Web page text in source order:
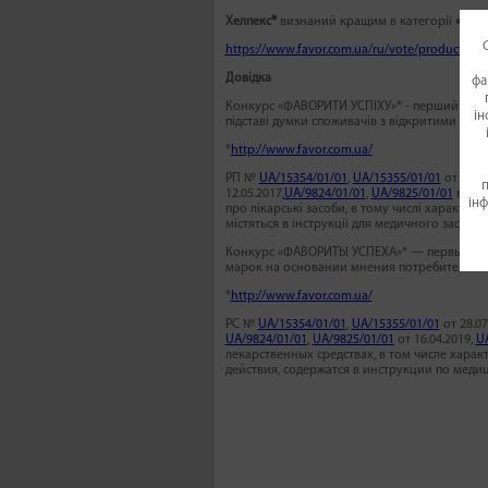
Хелпекс® визнаний кращим в категорії
https://www.favor.com.ua/ru/vote/products/
Довідка
Конкурс «ФАВОРИТИ УСПІХУ»* - перший і
підставі думки споживачів з відкритими
* http://www.favor.com.ua/
РП № UA/15354/01/01 , UA/15355/01/01 от
12.05.2017,UA/9824/01/01 , UA/9825/01/01 від
про лікарські засоби, в тому числі
містяться в інструкції для медичного
Конкурс «ФАВОРИТЫ УСПЕХА»* — первый и
марок на основании мнения потребителей
* http://www.favor.com.ua/
РС № UA/15354/01/01 , UA/15355/01/01 от
UA/9824/01/01 , UA/9825/01/01 от 16.04.2019,
лекарственных средствах, в том числе
действия, содержатся в инструкции по